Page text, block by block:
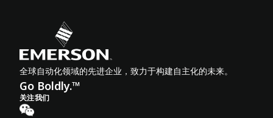
全球自动化领域的先进企业，致力于构建自主化的未来。
Go Boldly.™
关注我们